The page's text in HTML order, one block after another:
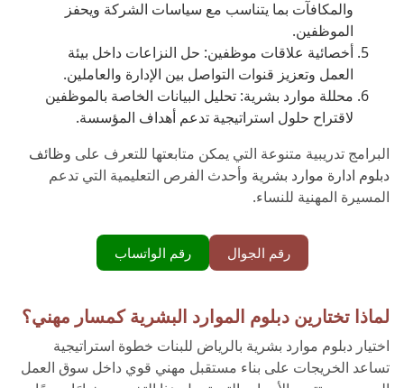
والمكافآت بما يتناسب مع سياسات الشركة ويحفز
الموظفين.
أخصائية علاقات موظفين: حل النزاعات داخل بيئة
العمل وتعزيز قنوات التواصل بين الإدارة والعاملين.
محللة موارد بشرية: تحليل البيانات الخاصة بالموظفين
لاقتراح حلول استراتيجية تدعم أهداف المؤسسة.
البرامج تدريبية متنوعة التي يمكن متابعتها للتعرف على وظائف
دبلوم ادارة موارد بشرية وأحدث الفرص التعليمية التي تدعم
المسيرة المهنية للنساء.
رقم الجوال رقم الواتساب
لماذا تختارين دبلوم الموارد البشرية كمسار مهني؟
اختيار دبلوم موارد بشرية بالرياض للبنات خطوة استراتيجية
تساعد الخريجات على بناء مستقبل مهني قوي داخل سوق العمل